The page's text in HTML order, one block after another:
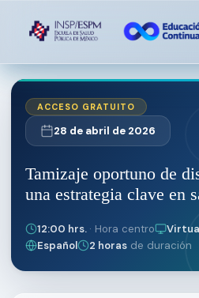
ACCESO GRATUITO
28 de abril de 2026
Tamizaje oportuno de
una estrategia clave en
12:00 hrs. · Hora centro
Español
2 horas de duración